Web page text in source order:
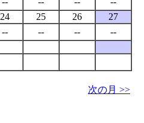
24 25 26
27
-- -- --
--
次の月 >>